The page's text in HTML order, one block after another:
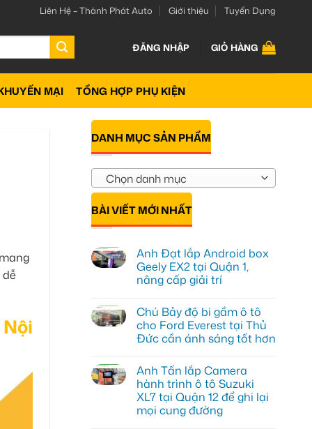
Liên Hệ – Thành Phát Auto Giới thiệu Tuyển Dụng
ĐĂNG NHẬP GIỎ HÀNG
MẠI TỔNG HỢP PHỤ KIỆN
DANH MỤC SẢN PHẨM
Chọn danh mục
BÀI VIẾT MỚI NHẤT
Anh Đạt lắp Android box
Geely EX2 tại Quận 1,
nâng cấp giải trí
bình
luận
ở
Anh
Android
box
Geely
EX2
tại
Quận
Chú Bảy độ bi gầm ô tô
cho Ford Everest tại Thủ
Đức cần ánh sáng tốt hơn
bình
luận
ở
Chú
Bảy
độ
Anh Tấn lắp Camera
hành trình ô tô Suzuki
XL7 tại Quận 12 để ghi lại
mọi cung đường